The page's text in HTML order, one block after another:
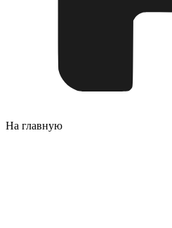
На главную